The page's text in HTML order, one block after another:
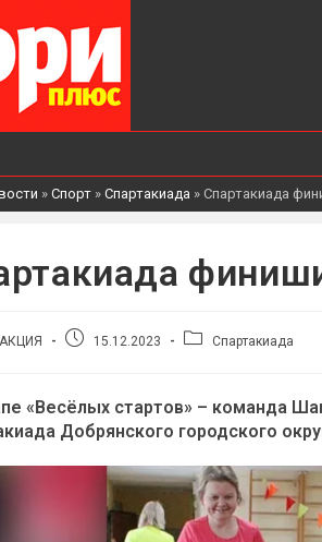
» Спорт » Спартакиада » Спартакиада
Запись15.12.2023
РубрикаСпартакиада
«Весёлых стартов» – команда
Добрянского городского